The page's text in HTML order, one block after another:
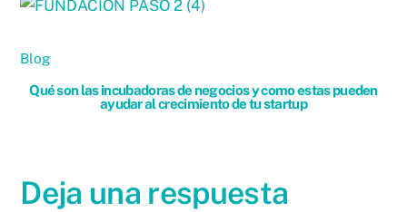
Blog
Qué son las incubadoras de negocios y como estas pueden
ayudar al crecimiento de tu startup
Deja una respuesta